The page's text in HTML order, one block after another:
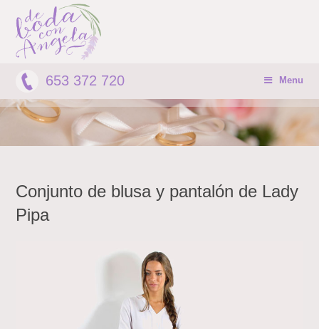
653 372 720 Menu
Conjunto de blusa y pantalón de Lady
Pipa